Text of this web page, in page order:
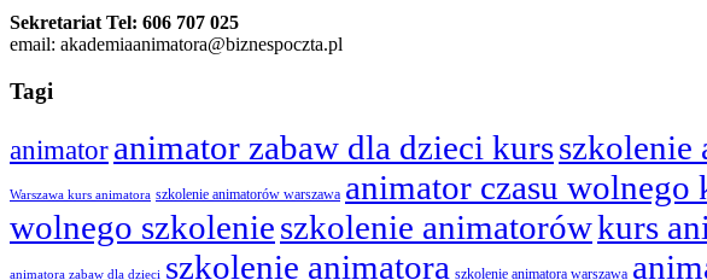
Sekretariat Tel: 606 707 025
email: akademiaanimatora@biznespoczta.pl
Tagi
animator animator zabaw dla dzieci kursszkolenie
Warszawa kurs animatora szkolenie animatorów warszawa animator czasu wolnego
wolnego szkolenieszkolenie animatorówkurs
animatora zabaw dla dzieci szkolenie animatora szkolenie animatora warszawa